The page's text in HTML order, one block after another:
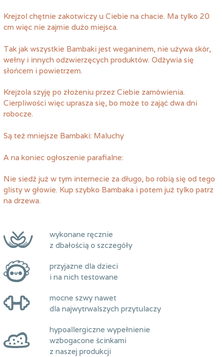
Krejzol chętnie zakotwiczy u Ciebie na chacie. Ma tylko 20
cm więc nie zajmie dużo miejsca.
Tak jak wszystkie Bambaki jest weganinem, nie używa skór,
wełny i innych odzwierzęcych produktów. Odżywia się
słońcem i powietrzem.
Krejzola szyję po złożeniu przez Ciebie zamówienia.
Cierpliwości więc uprasza się, bo może to zająć dwa dni
robocze.
Są też mniejsze Bambaki: Maluchy
A na koniec ogłoszenie parafialne:
Nie siedź już w tym internecie za długo, bo robią się od tego
glisty w głowie. Kup szybko Bambaka i potem już tylko patrz
na drzewa.
wykonane ręcznie
z dbałością o szczegóły
przyjazne dla dzieci
i na nich testowane
mocne szwy nawet
dla najwytrwalszych przytulaczy
hypoallergiczne wypełnienie
wzbogacone ścinkami
z naszej produkcji